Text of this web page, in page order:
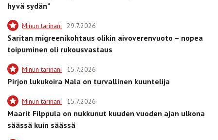
hyvä sydän”
Minun tarinani 29.7.2026
Saritan migreenikohtaus olikin aivoverenvuoto – nopea
toipuminen oli rukousvastaus
Minun tarinani 15.7.2026
Pirjon lukukoira Nala on turvallinen kuuntelija
Minun tarinani 15.7.2026
Maarit Filppula on nukkunut kuuden vuoden ajan ulkona
säässä kuin säässä